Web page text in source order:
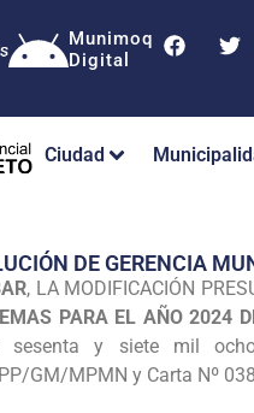
Munimoq
Digital
Ciudad
DE GERENCIA
, LA MODIFICACIÓN
PARA EL AÑO 2024
sesenta y siete mil
GM/MPMN y Carta Nº